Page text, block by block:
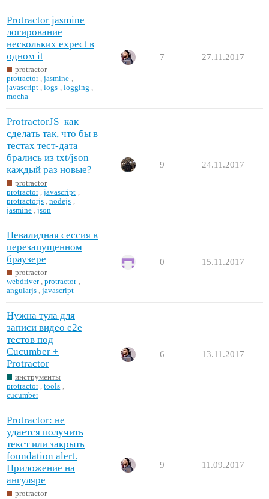
Protractor jasmine
логирование
нескольких expect в
одном it
protractor
protractor ,jasmine
javascript ,logs logging
mocha
7 27.11.2017
ProtractorJS_как
сделать так, что бы в
тестах тест-дата
брались из txt/json
каждый раз новые?
protractor
protractor ,javascript
protractorjs ,nodejs
jasmine ,json
9 24.11.2017
Невалидная сессия в
перезапущенном
браузере
protractor
webdriver ,protractor
angularjs ,javascript
0 15.11.2017
Нужна тула для
записи видео e2e
тестов под
Cucumber +
Protractor
инструменты
protractor ,tools
cucumber
6 13.11.2017
Protractor: не
удается получить
текст или закрыть
foundation alert.
Приложение на
ангуляре
protractor
9 11.09.2017